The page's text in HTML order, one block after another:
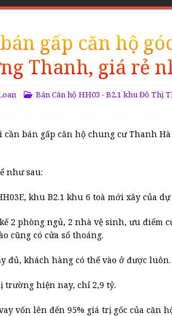
gấp căn hộ
Thanh, giá rẻ
Bán Căn hộ HH03 - B2.1 khu Đô Thị
cần bán gấp căn hộ chung cư Thanh
như sau:
khu B2.1 khu 6 toà mới xây của dự
2 phòng ngủ, 2 nhà vệ sinh, ưu điểm
cũng có cửa sổ thoáng.
đủ, khách hàng có thể vào ở được luôn.
trường hiện nay, chỉ 2,9 tỷ.
vốn lên đến 95% giá trị gốc của căn